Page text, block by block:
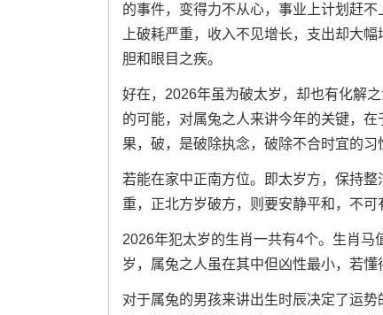
的事件，变得力不从心，事业上计划赶
上破耗严重，收入不见增长，支出却大
胆和眼目之疾。
好在，2026年虽为破太岁，却也有化解
的可能，对属兔之人来讲今年的关键，
果，破，是破除执念，破除不合时宜的习
若能在家中正南方位。即太岁方，保持
重，正北方岁破方，则要安静平和，不
2026年犯太岁的生肖一共有4个。生肖
岁，属兔之人虽在其中但凶性最小，若懂
对于属兔的男孩来讲出生时辰决定了运